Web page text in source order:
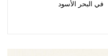
في البحر الأسود